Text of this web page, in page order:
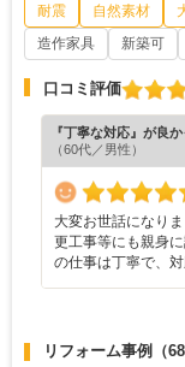
耐震 自然素材
造作家具
新築可
口コミ評価
『丁寧な対応』が良
（60代／男性）
大変お世話になり
更工事等にも親身
の仕事は丁寧で、
リフォーム事例 （